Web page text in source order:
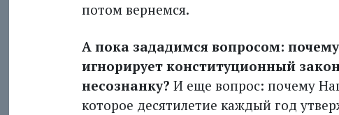
потом вернемся.
А пока зададимся вопросом:
игнорирует конституционный
несознанку? И еще вопрос: почему
которое десятилетие каждый год